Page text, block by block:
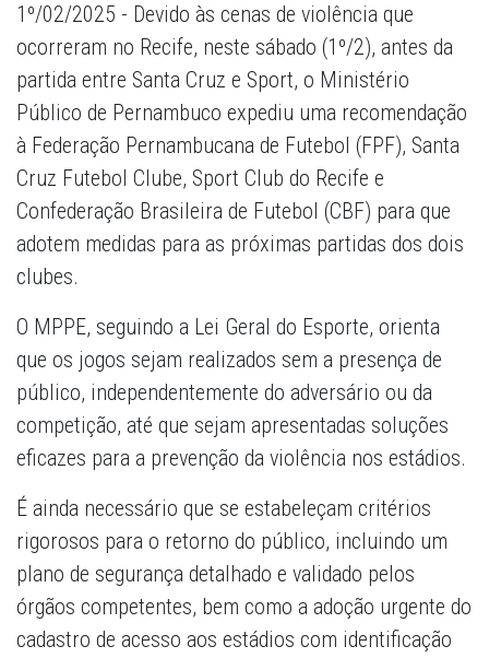
1º/02/2025 - Devido às cenas de violência que
ocorreram no Recife, neste sábado (1º/2), antes da
partida entre Santa Cruz e Sport, o Ministério
Público de Pernambuco expediu uma recomendação
à Federação Pernambucana de Futebol (FPF), Santa
Cruz Futebol Clube, Sport Club do Recife e
Confederação Brasileira de Futebol (CBF) para que
adotem medidas para as próximas partidas dos dois
clubes.
O MPPE, seguindo a Lei Geral do Esporte, orienta
que os jogos sejam realizados sem a presença de
público, independentemente do adversário ou da
competição, até que sejam apresentadas soluções
eficazes para a prevenção da violência nos estádios.
É ainda necessário que se estabeleçam critérios
rigorosos para o retorno do público, incluindo um
plano de segurança detalhado e validado pelos
órgãos competentes, bem como a adoção urgente do
cadastro de acesso aos estádios com identificação